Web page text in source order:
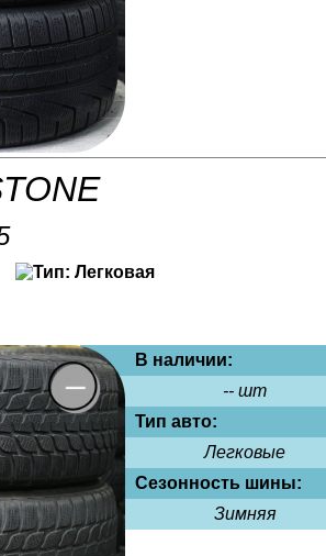
В наличии:
-- шт
Тип авто:
Легковые
Сезонность шины:
Зимняя